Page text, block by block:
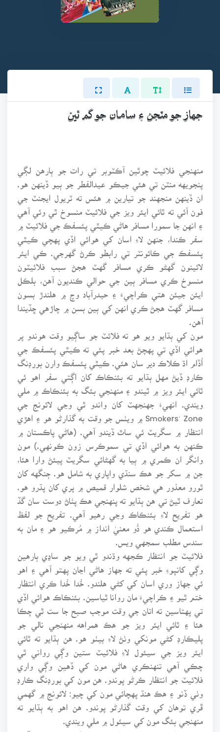
جهاز جو مٽجڻ ۽ سامان جو گم ٿيڻ
منهنجي فلائيٽ چوٿين آڪٽوبر تي رات جو ٻارهن لڳي
پنجويهه منٽن تي هئي جيڪو عيدالفطر جو ٻيو ڏينهن هو.
ان ڏينهن منجهند جو تيارين ۾ هئس ته ٽريول ايجنٽ جي
فون آئي ته ٿائي ايئر ويز جي فلائيٽ منسوخ ٿي وئي آهي
۽ انهن جا سمورا مسافر هاڻي ڪيٿي پئسفڪ جي فلائيٽ ۾
سفر ڪندا، جنهن لاءِ اسان کي هوائي اڏي پهچي ڪيٿي
پئسفڪ جي ڪائونٽر تي رابطو ڪرڻ گهرجي. ڪي ايئر
لائينون گهڻو ڪري مسافر گهٽ هجڻ سبب فلائيٽون
منسوخ ڪري مسافر ٻين جي حوالي ڪنديون آهن، بلڪل
ايئن جيئن هتي ڪراچيءَ ۽ حيدرآباد وچ ۾ هلندڙ بسون
مسافر گهٽ هجڻ ڪري انهن کي ٻين بسن ۾ چاڙهي ڇڏيندا
آهن.
مون کي ٻڌايو ويو هو ته فلائٽ جو ساڳيو وقت هوندو پر
هوائي اڏي تي پهچڻ بعد خبر پئي ته ڪيٿي پئسفڪ جي
اُڏام اڌ ڪلاڪ دير سان هئي. ڪيٿي پئسفڪ وارن بورڊنگ
ڪارڊ ڏيڻ مهل ٻڌايو ته بئنڪاڪ کان اڳتي سفر اهو ئي
ٿائي ايئر ويز ۾ ٿيندو ۽ منهنجي بئگ به بئنڪاڪ ۾ ملي
ويندي. انهيءَ جهنجهٽ کان واندو ٿي وڃي لائونج جي
Smokers` Zone ۾ ويٺس جو وقت به گذارڻو هو ۽ اهڙي
انتظار ۾ سگريٽ ئي ساٿ ڏيندو آهي. (هاڻي پاڪستان ۾
ڪنهن به هوائي اڏي تي سموڪرس زون ڪونهي.) مون
وانگر ان ڪمري ۾ ٻيا به گهڻائي سگريٽ پيئڻ وارا هئا،
جن ۾ سکر جو هڪ سنڌي واپاري به شامل هو. ڄنگهه کان
ٿورو معذور هي شخص شلوار قميص ۾ پري کان پڌرو هو.
تعارف ٿيڻ تي هن ٻڌايو ته پنهنجي هڪ پٺاڻ دوست سان گڏ
هو تفريح لاءِ بئنڪاڪ وڃي رهيو آهي. تفريح جو لفظ
استعمال ڪندي هو ذُو معنيٰ انداز ۾ مُرڪيو هو ۽ مان به
سندس مطلب سمجهي ويس.
فلائيٽ جو انتظار ڪجهه وڌندو ٿي ويو جو ساڍي ٻارهين
وڳي کانپوءِ خبر پئي ته جهاز هاڻي اڃان پهتو آهي ۽ اهو
ئي جهاز وري اسان کي کڻي هلندو. خُدا خُدا ڪري انتظار
ختم ٿيو ۽ ڪراچيءَ مان روانا ٿياسين. بئنڪاڪ هوائي اڏي
تي پهتاسين ته اتان جي وقت موجب صبح جا ست ٿي چڪا
هئا ۽ ٿائي ايئر ويز جو هڪ همراهه منهنجي نالي جو
پليڪارڊ کڻي مونکي وٺڻ لاءِ بيٺو هو. هن ٻڌايو ته ٿائي
ايئر ويز جي سيئول لاءِ فلائيٽ ستين وڳي رواني ٿي
چڪي آهي تنهنڪري هاڻي مون کي ڏهين وڳي واري
فلائيٽ جو انتظار ڪرڻو پوندو. هن مون کي بورڊنگ ڪارڊ
وٺي ڏنو ۽ هڪ هنڌ پهچائي مون کي چيو: لائونج ۾ گهمي
ڦري توهان کي وقت گذارڻو پوندو. هن اهو به ٻڌايو ته
منهنجي بئگ مون کي سيئول ۾ ملي ويندي.
مون حساب ڪيو ته سيئول پهچندي رات ٿي ويندي جڏهن